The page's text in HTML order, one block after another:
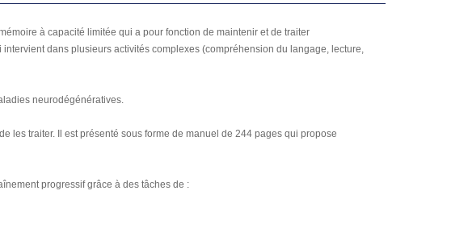
à capacité limitée qui a pour fonction de maintenir et de traiter
dans plusieurs activités complexes (compréhension du langage, lecture,
neurodégénératives.
les traiter. Il est présenté sous forme de manuel de 244 pages qui propose
progressif grâce à des tâches de :